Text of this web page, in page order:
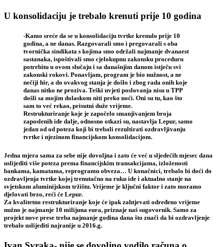
U konsolidaciju je trebalo krenuti prije 10 godina
-Kamo sreće da se u konsolidaciju tvrtke krenulo prije 10
godina, a ne danas. Razgovarali smo i pregovarali s oba
tvornička sindikata s kojima smo održali najmanje dvanaest
sastanaka, ispoštivali smo cjelokupnu zakonsku proceduru
potrebitu u ovom slučaju i sa današnjim danom istječu svi
zakonski rokovi. Ponavljam, program je bio nužnost, a ne
nečiji hir, a do ovakvog stanja je došlo i zbog rada onih koje
danas nitko ne proziva. Teški uvjeti poslovanja nisu u TPP
došli sa mojim dolaskom niti preko noći. Oni su tu, kao što
sam to već rekao, prisutni duže vrijeme.
Restrukturiranje koje je započelo smanjivanjem broja
zaposlenih ide dalje, odnosno otkazi su, nastavlja Lepur, samo
jedan od od poteza koji bi trebali rezultirati ozdravljivanju
tvrtke i njezinom financijskom konsolidacijom.
Jedna mjera sama za sebe nije dovoljna i zato će već u sljedećih mjesec dana
uslijediti više poteza prema financijskim transakcijama, izloženosti
bankama, kamatama, reprogramu obveza… U konačnici, trebalo bi doći do
ozdravljenja tvrtke kojoj trenutačno na ruku ide i aktualno stanje na
svjetskom aluminijskom tržištu. Vrijeme je ključni faktor i zato moramo
djelovati brzo, reći će Lepur.
Za kvalitetno restrukturiranje koje će ipak zahtjevati određeno vrijeme
nužno je najmanje 10 milijuna eura, priznaje naš sugovornik. Samo za
projekt nove prese treba najmanje godina dana što znači da bi ozdravljenje
trebalo uslijediti najranije u 2016.g.